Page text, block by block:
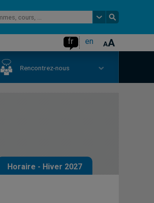
fr en
Rencontrez-nous
Horaire - Hiver 2027